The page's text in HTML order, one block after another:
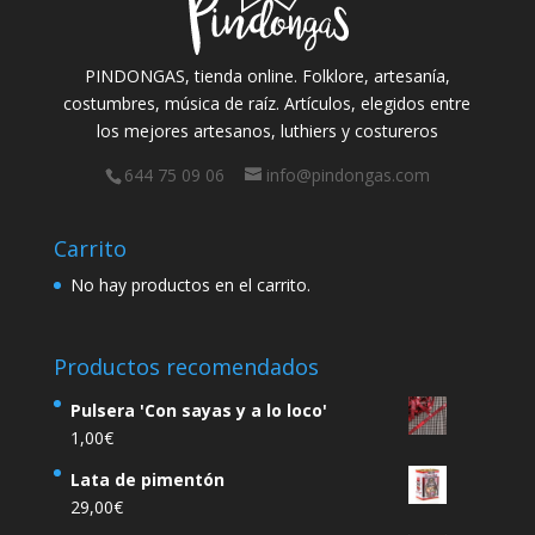
PINDONGAS, tienda online. Folklore, artesanía,
costumbres, música de raíz. Artículos, elegidos entre
los mejores artesanos, luthiers y costureros
644 75 09 06
info@pindongas.com
Carrito
No hay productos en el carrito.
Productos recomendados
Pulsera 'Con sayas y a lo loco'
1,00€
Lata de pimentón
29,00€